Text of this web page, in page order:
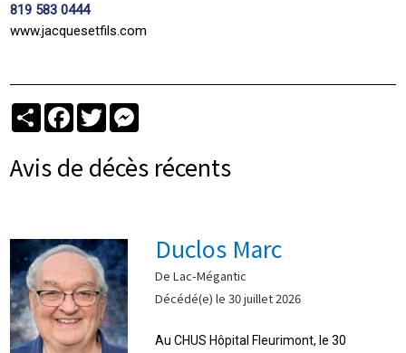
819 583 0444
www.jacquesetfils.com
PartagerFacebook
Twitter
Avis de décès récents
Duclos Marc
De Lac-Mégantic
Décédé(e) le 30 juillet 2026
Au CHUS Hôpital Fleurimont, le 30